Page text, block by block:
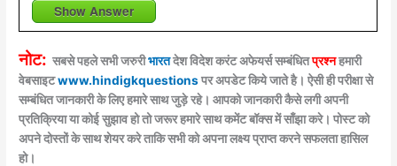
Show Answer
नोट: सबसे पहले सभी जरुरीभारतदेश विदेश करंट अफेयर्स सम्बंधितप्रश्नहमारी
वेबसाइटwww.hindigkquestionsपर अपडेट किये जाते है। ऐसी ही परीक्षा से
सम्बंधित जानकारी के लिए हमारे साथ जुड़े रहे। आपको जानकारी कैसे लगी अपनी
प्रतिक्रिया या कोई सुझाव हो तो जरूर हमारे साथ कमेंट बॉक्स में साँझा करे। पोस्ट को
अपने दोस्तों के साथ शेयर करे ताकि सभी को अपना लक्ष्य प्राप्त करने सफलता हासिल
हो।